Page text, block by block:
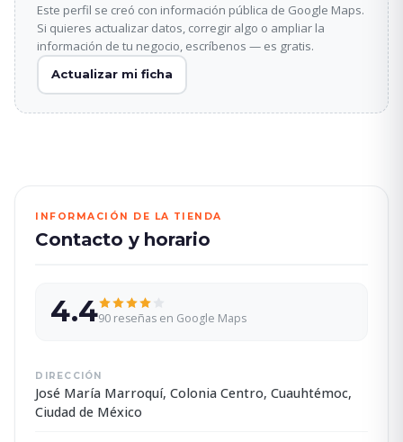
Este perfil se creó con información pública de Google Maps.
Si quieres actualizar datos, corregir algo o ampliar la
información de tu negocio, escríbenos — es gratis.
Actualizar mi ficha
INFORMACIÓN DE LA TIENDA
Contacto y horario
4.490 reseñas en Google Maps
DIRECCIÓN
José María Marroquí, Colonia Centro, Cuauhtémoc,
Ciudad de México